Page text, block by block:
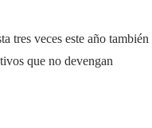
tres veces este año también
que no devengan